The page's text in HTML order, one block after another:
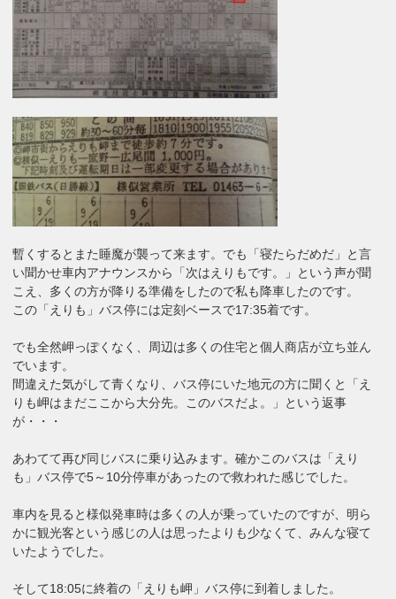
暫くするとまた睡魔が襲って来ます。でも「寝たらだめだ」と言
い聞かせ車内アナウンスから「次はえりもです。」という声が聞
こえ、多くの方が降りる準備をしたので私も降車したのです。
この「えりも」バス停には定刻ベースで17:35着です。
でも全然岬っぽくなく、周辺は多くの住宅と個人商店が立ち並ん
でいます。
間違えた気がして青くなり、バス停にいた地元の方に聞くと「え
りも岬はまだここから大分先。このバスだよ。」という返事
が・・・
あわてて再び同じバスに乗り込みます。確かこのバスは「えり
も」バス停で5～10分停車があったので救われた感じでした。
車内を見ると様似発車時は多くの人が乗っていたのですが、明ら
かに観光客という感じの人は思ったよりも少なくて、みんな寝て
いたようでした。
そして18:05に終着の「えりも岬」バス停に到着しました。